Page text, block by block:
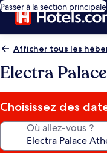
Passer à la section principale
Afficher tous les
Electra
Choisissez des
Où allez-vous ?